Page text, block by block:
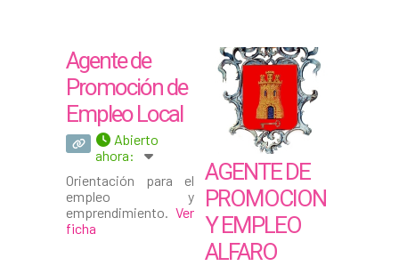
Agente de
Promoción de
Empleo Local
Abierto
ahora:
Orientación para el
empleo y
emprendimiento. Ver
ficha
AGENTE DE
PROMOCION
Y EMPLEO
ALFARO